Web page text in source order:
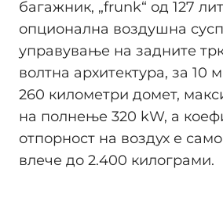
багажник, „frunk“ од 127
опционална воздушна
управување на задните
волтна архитектура, за 10
260 километри домет,
на полнење 320 kW, а
отпорност на воздух е
влече до 2.400 килограми.